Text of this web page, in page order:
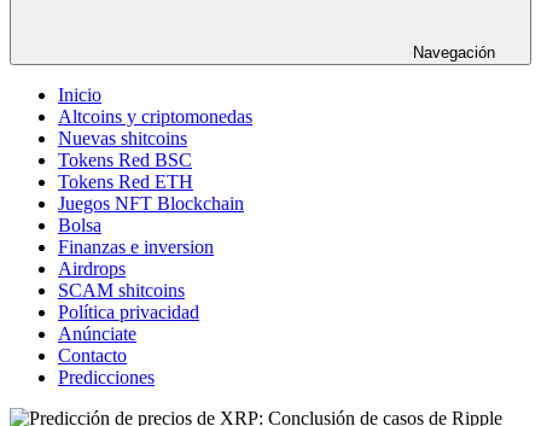
Navegación
Inicio
Altcoins y criptomonedas
Nuevas shitcoins
Tokens Red BSC
Tokens Red ETH
Juegos NFT Blockchain
Bolsa
Finanzas e inversion
Airdrops
SCAM shitcoins
Política privacidad
Anúnciate
Contacto
Predicciones